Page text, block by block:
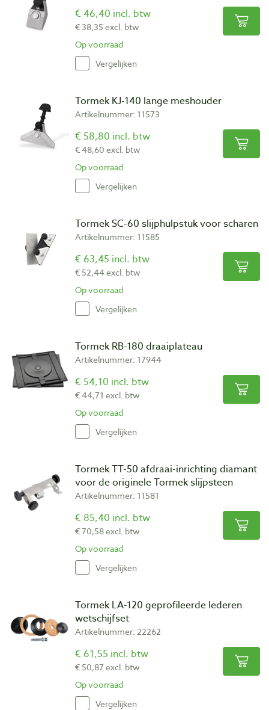
€ 46,40 incl. btw
€ 38,35 excl. btw
Op voorraad
Vergelijken
Tormek KJ-140 lange meshouder
Artikelnummer: 11573
€ 58,80 incl. btw
€ 48,60 excl. btw
Op voorraad
Vergelijken
Tormek SC-60 slijphulpstuk voor scharen
Artikelnummer: 11585
€ 63,45 incl. btw
€ 52,44 excl. btw
Op voorraad
Vergelijken
Tormek RB-180 draaiplateau
Artikelnummer: 17944
€ 54,10 incl. btw
€ 44,71 excl. btw
Op voorraad
Vergelijken
Tormek TT-50 afdraai-inrichting diamant
voor de originele Tormek slijpsteen
Artikelnummer: 11581
€ 85,40 incl. btw
€ 70,58 excl. btw
Op voorraad
Vergelijken
Tormek LA-120 geprofileerde lederen
wetschijfset
Artikelnummer: 22262
€ 61,55 incl. btw
€ 50,87 excl. btw
Op voorraad
Vergelijken